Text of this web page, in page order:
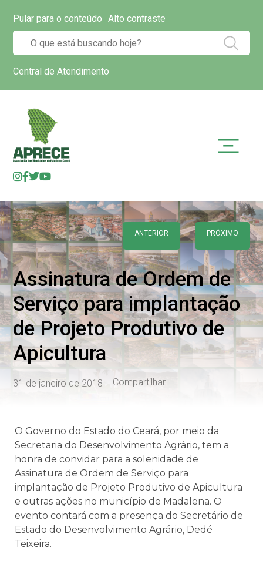
Pular para o conteúdo Alto contraste
Central de Atendimento
ANTERIOR PRÓXIMO
Assinatura de Ordem de
Serviço para implantação
de Projeto Produtivo de
Apicultura
31 de janeiro de 2018 Compartilhar
O Governo do Estado do Ceará, por meio da
Secretaria do Desenvolvimento Agrário, tem a
honra de convidar para a solenidade de
Assinatura de Ordem de Serviço para
implantação de Projeto Produtivo de Apicultura
e outras ações no município de Madalena. O
evento contará com a presença do Secretário de
Estado do Desenvolvimento Agrário, Dedé
Teixeira.